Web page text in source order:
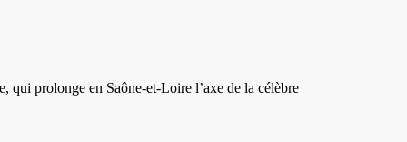
qui prolonge en Saône-et-Loire l’axe de la célèbre